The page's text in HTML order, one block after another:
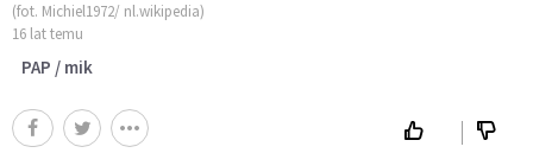
(fot. Michiel1972/ nl.wikipedia)
16 lat temu
PAP / mik